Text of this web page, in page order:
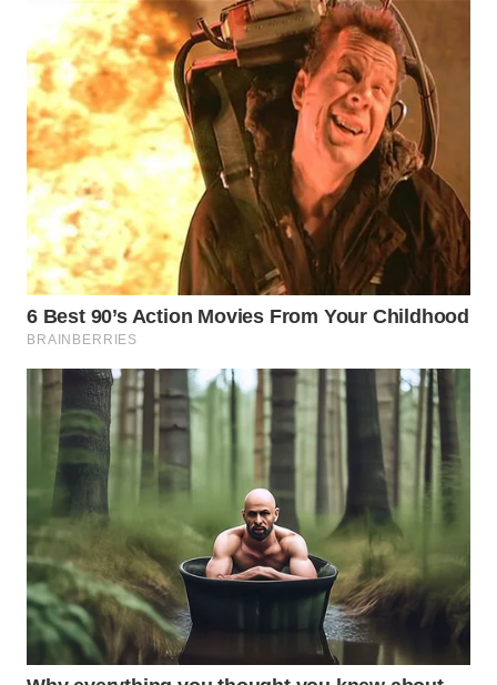
WN
MALUKU
WN
MALUT
WN
DAIRI
WN
DANAU
TOBA
WN
NIAS
WN
LANGKAT
WN
TAPANULI
SELATAN
WN
TANJUNG